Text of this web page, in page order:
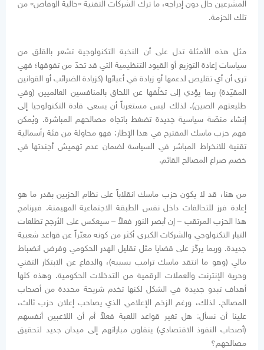
المشرعين حال دون إدراجه، ما ترك الشركات التقنية «خالية الوفاض» من
تلك الحزمة.
مثل هذه الأمثلة تدل على أن النخبة التكنولوجية تشعر بالقلق من
سياسات إعادة التوزيع أو القيود التنظيمية التي قد تحدّ من تفوقها؛ فهي
ترى أن أي تقليص لدعمها أو زيادة في أعبائها (كزيادة الضرائب أو القوانين
المقيّدة) ربما يؤدي إلى تخلّفها عن اللحاق بالمنافسين العالميين (وفي
طليعتهم الصين). لذلك ليس مستغرباً أن يسعى قادة التكنولوجيا إلى
إنشاء منصّة سياسية جديدة تضغط باتجاه مصالحهم المباشرة. ويُمكن
فهم حزب ماسك المقترح في هذا الإطار: فهو محاولة من فئة رأسمالية
تقنية للانخراط المباشر في السياسة لضمان عدم تهميش أجندتها في
خضم صراع المصالح القائم.
من هنا، قد لا يكون حزب ماسك انقلاباً على نظام الحزبين بقدر ما هو
إعادة فرز للتحالفات داخل نفس الطبقة الاجتماعية المهيمنة. فبرنامج
هذا الحزب المرتقب – إن أبصر النور فعلاً – سيعكس على الأرجح تطلعات
التيار التكنولوجي والشركات الكبرى أكثر من كونه معبّراً عن قواعد شعبية
جديدة. وربما يركّز على قضايا مثل تقليل الهدر الحكومي وفرض انضباط
مالي (وهو ما انتقد ماسك ترامب بسببه)، والدفاع عن الابتكار التقني
وحرية الإنترنت والعملات الرقمية من التدخلات الحكومية. وهذه كلها
أهداف تبدو جديدة في الشكل لكنها تخدم شريحة محددة من أصحاب
المصالح. لذلك، ورغم الزخم الإعلامي الذي يصاحب إعلان حزب ثالث،
علينا أن نسأل: هل تغير قواعد اللعبة فعلاً أم أن اللاعبين أنفسهم
(أصحاب النفوذ الاقتصادي) ينقلون مباراتهم إلى ميدان جديد لتحقيق
مصالحهم؟